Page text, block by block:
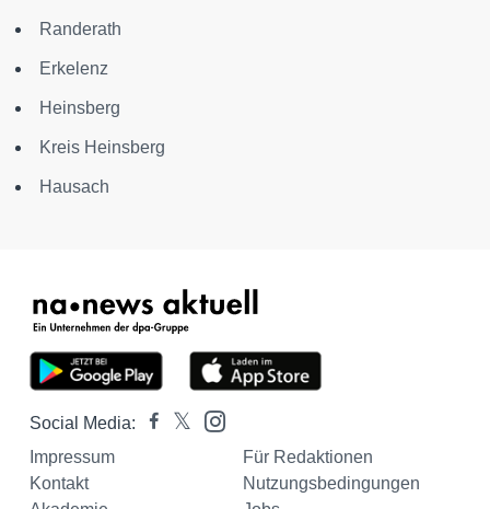
Randerath
Erkelenz
Heinsberg
Kreis Heinsberg
Hausach
Social Media:
Impressum
Für Redaktionen
Kontakt
Nutzungsbedingungen